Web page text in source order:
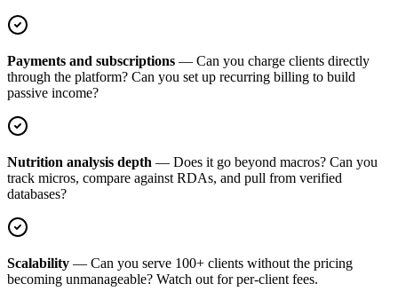
Payments and subscriptions — Can you charge clients directly
through the platform? Can you set up recurring billing to build
passive income?
Nutrition analysis depth — Does it go beyond macros? Can you
track micros, compare against RDAs, and pull from verified
databases?
Scalability — Can you serve 100+ clients without the pricing
becoming unmanageable? Watch out for per-client fees.